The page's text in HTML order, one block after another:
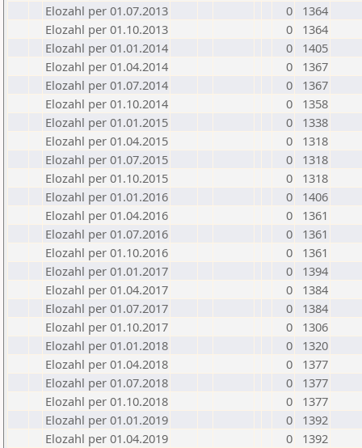
Elozahl per 01.07.2013
0
1364
Elozahl per 01.10.2013
0
1364
Elozahl per 01.01.2014
0
1405
Elozahl per 01.04.2014
0
1367
Elozahl per 01.07.2014
0
1367
Elozahl per 01.10.2014
0
1358
Elozahl per 01.01.2015
0
1338
Elozahl per 01.04.2015
0
1318
Elozahl per 01.07.2015
0
1318
Elozahl per 01.10.2015
0
1318
Elozahl per 01.01.2016
0
1406
Elozahl per 01.04.2016
0
1361
Elozahl per 01.07.2016
0
1361
Elozahl per 01.10.2016
0
1361
Elozahl per 01.01.2017
0
1394
Elozahl per 01.04.2017
0
1384
Elozahl per 01.07.2017
0
1384
Elozahl per 01.10.2017
0
1306
Elozahl per 01.01.2018
0
1320
Elozahl per 01.04.2018
0
1377
Elozahl per 01.07.2018
0
1377
Elozahl per 01.10.2018
0
1377
Elozahl per 01.01.2019
0
1392
Elozahl per 01.04.2019
0
1392